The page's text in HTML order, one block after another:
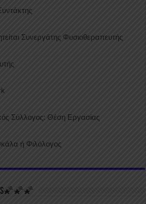
Συνεργάτης Φυσιοθεραπευτής
Σύλλογος: Θέση Εργασίας
ή Φιλόλογος